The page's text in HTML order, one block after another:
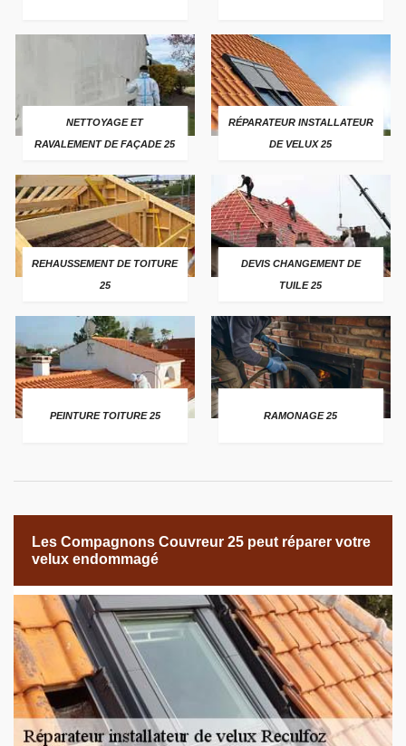
NETTOYAGE ET
RAVALEMENT DE FAÇADE 25
RÉPARATEUR INSTALLATEUR
DE VELUX 25
REHAUSSEMENT DE TOITURE
25
DEVIS CHANGEMENT DE
TUILE 25
PEINTURE TOITURE 25 RAMONAGE 25
Les Compagnons Couvreur 25 peut réparer votre
velux endommagé